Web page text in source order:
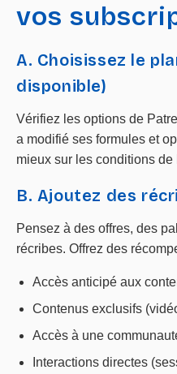
vos
A. Choisissez le
disponible)
Vérifiez les options de
a modifié ses formules et
mieux sur les conditions
B. Ajoutez des
Pensez à des offres, des
récribes. Offrez des
Accès anticipé aux
Contenus exclusifs
Accès à une
Interactions directes